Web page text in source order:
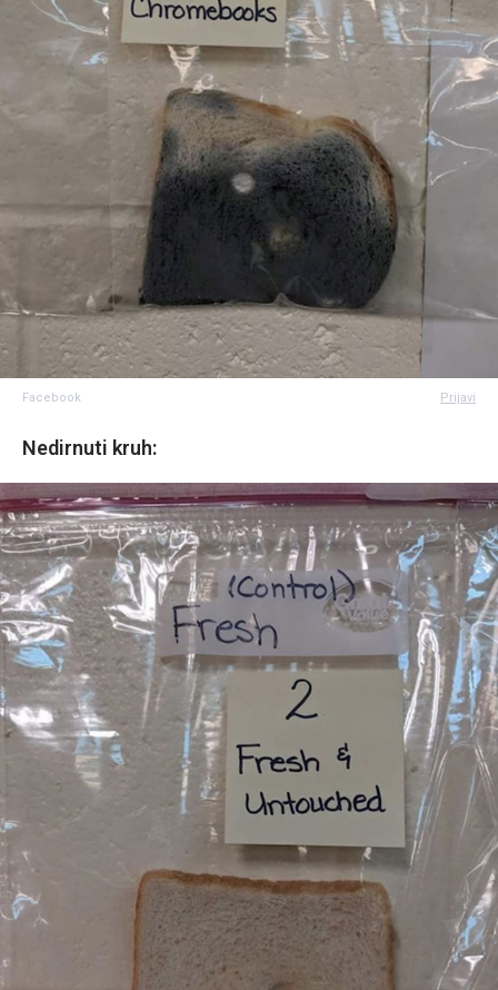
Facebook Prijavi
Nedirnuti kruh: